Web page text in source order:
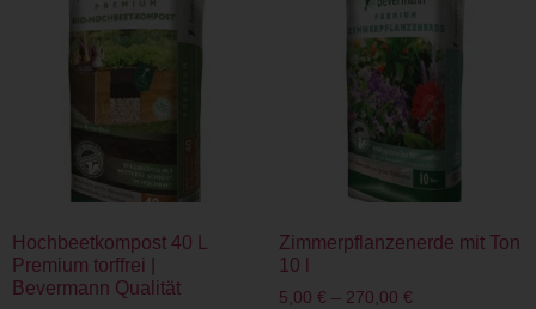
Hochbeetkompost 40 L
Premium torffrei |
Bevermann Qualität
Zimmerpflanzenerde mit Ton
10 l
5,00 € – 270,00 €